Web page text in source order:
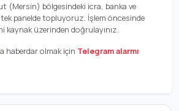
(Mersin) bölgesindeki icra, banka ve
tek panelde topluyoruz. İşlem öncesinde
kaynak üzerinden doğrulayınız.
haberdar olmak için Telegram alarmı